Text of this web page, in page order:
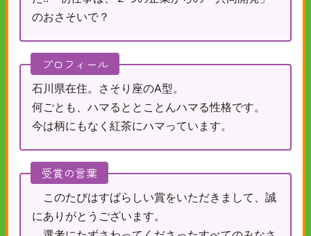
のおさそいで？
プロフィール
石川県在住。さそり座のA型。
何ごとも、ハマるととことんハマる性格です。
今は柄にもなく紅茶にハマっています。
受賞の言葉
このたびはすばらしい賞をいただきまして、誠
にありがとうございます。